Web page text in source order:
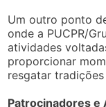
Um outro ponto
onde a PUCPR/
atividades
proporcionar
resgatar
Patrocinadores e